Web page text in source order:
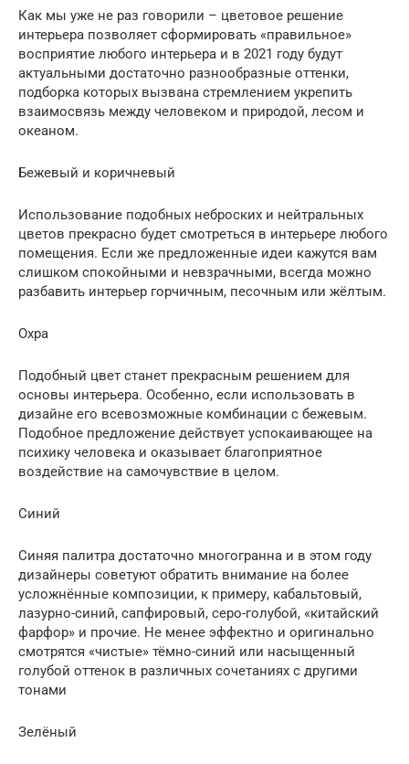
Как мы уже не раз говорили – цветовое решение
интерьера позволяет сформировать «правильное»
восприятие любого интерьера и в 2021 году будут
актуальными достаточно разнообразные оттенки,
подборка которых вызвана стремлением укрепить
взаимосвязь между человеком и природой, лесом и
океаном.
Бежевый и коричневый
Использование подобных неброских и нейтральных
цветов прекрасно будет смотреться в интерьере любого
помещения. Если же предложенные идеи кажутся вам
слишком спокойными и невзрачными, всегда можно
разбавить интерьер горчичным, песочным или жёлтым.
Охра
Подобный цвет станет прекрасным решением для
основы интерьера. Особенно, если использовать в
дизайне его всевозможные комбинации с бежевым.
Подобное предложение действует успокаивающее на
психику человека и оказывает благоприятное
воздействие на самочувствие в целом.
Синий
Синяя палитра достаточно многогранна и в этом году
дизайнеры советуют обратить внимание на более
усложнённые композиции, к примеру, кабальтовый,
лазурно-синий, сапфировый, серо-голубой, «китайский
фарфор» и прочие. Не менее эффектно и оригинально
смотрятся «чистые» тёмно-синий или насыщенный
голубой оттенок в различных сочетаниях с другими
тонами
Зелёный